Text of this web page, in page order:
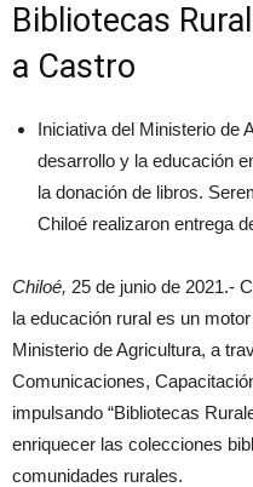
Bibliotecas
a Castro
Iniciativa del Ministerio de
desarrollo y la educación
la donación de libros.
Chiloé realizaron entrega
Chiloé, 25 de junio de 2021.-
la educación rural es un
Ministerio de Agricultura, a
Comunicaciones,
impulsando “Bibliotecas
enriquecer las colecciones
comunidades rurales.